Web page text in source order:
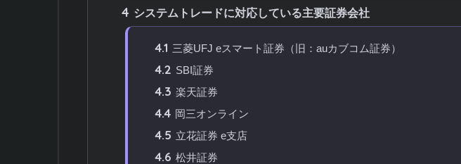
4 システムトレードに対応している主要証券会社
4.1 三菱UFJ eスマート証券（旧：auカブコム証券）
4.2 SBI証券
4.3 楽天証券
4.4 岡三オンライン
4.5 立花証券 e支店
4.6 松井証券